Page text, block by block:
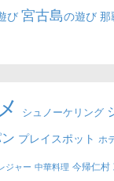
び 宮古島の遊び 那
シュノーケリング
プレイスポット ホ
ジャー 中華料理 今帰仁村